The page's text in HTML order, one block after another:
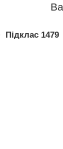
Підклас 1479